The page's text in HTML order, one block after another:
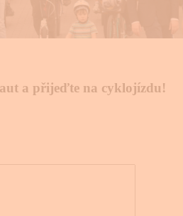
aut a přijeďte na cyklojízdu!